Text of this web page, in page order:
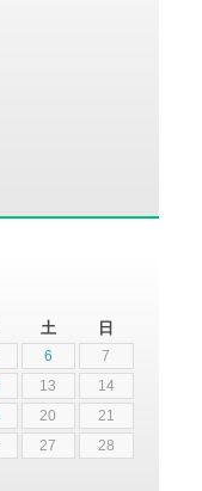
土 日
6
7
13
14
20
21
27
28